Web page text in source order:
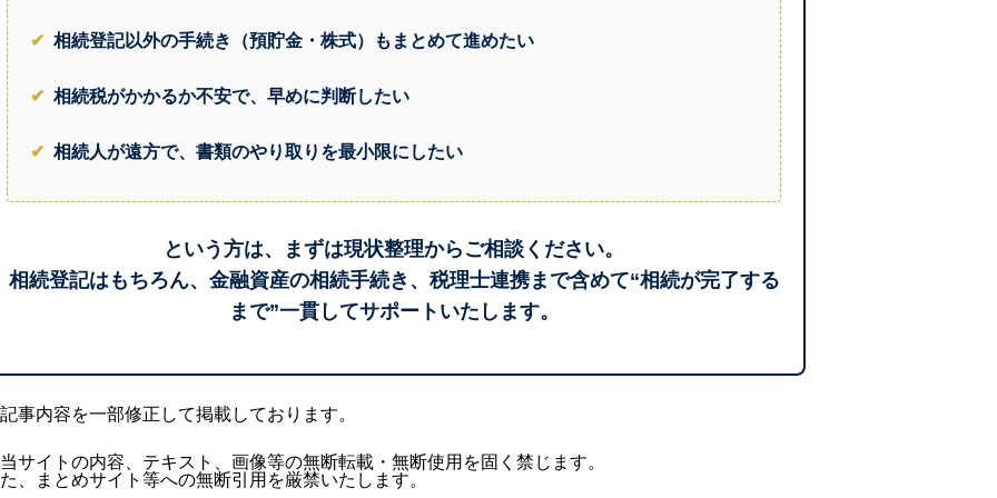
✔ 相続登記以外の手続き（預貯金・株式）もまとめて進めたい
✔ 相続税がかかるか不安で、早めに判断したい
✔ 相続人が遠方で、書類のやり取りを最小限にしたい
という方は、まずは現状整理からご相談ください。
相続登記はもちろん、金融資産の相続手続き、税理士連携まで含めて“相続が完了する
まで”一貫してサポートいたします。
事内容を一部修正して掲載しております。
サイトの内容、テキスト、画像等の無断転載・無断使用を固く禁じます。
、まとめサイト等への無断引用を厳禁いたします。